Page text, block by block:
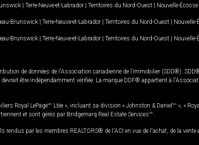
| Terre-Neuve-et-Labrador | Territoires du Nord-Ouest | Nouvelle-Écosse
Brunswick | Terre-Neuve-et-Labrador | Territoires du Nord-Ouest | Nouvelle-
Brunswick | Terre-Neuve-et-Labrador | Territoires du Nord-Ouest | Nouvelle-
de données de l'Association canadienne de l’immobilier (SDD®).
être indépendamment vérifiée. La marque DDF® appartient à
Royal LePageMD Ltée », incluant sa division « Johnston & Daniel MD », «
et sont gérés par Bridgemarq Real Estate ServicesMD
par les membres REALTORS® de l'ACI en vue de l'achat, de la